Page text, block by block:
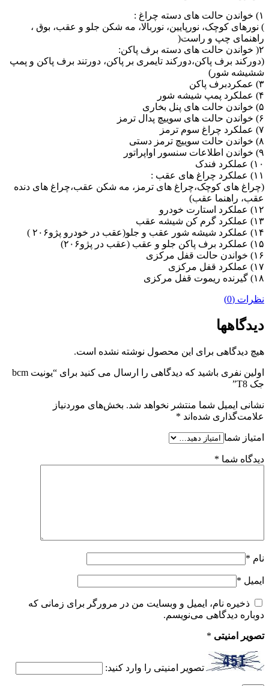
۱) خواندن حالت های دسته چراغ :
) نورهای کوچک، نورپایین، نوربالا، مه شکن جلو و عقب، بوق ،
راهنمای چپ و راست(
۲( خواندن حالت های دسته برف پاکن:
(دورکند برف پاکن،دورکند تایمری بر پاکن، دورتند برف پاکن و پمپ
ششیشه شور)
۳) عمکردبرف پاکن
۴) عملکرد پمپ شیشه شور
۵) خواندن حالت های پنل بخاری
۶) خواندن حالت های سوییچ پدال ترمز
۷) عملکرد چراغ سوم ترمز
۸) خواندن حالت سوییچ ترمز دستی
۹) خواندن اطلاعات سنسور اواپراتور
۱۰) عملکرد فندک
۱۱) عملکرد چراغ های عقب :
(چراغ های کوچک،چراغ های ترمز، مه شکن عقب،چراغ های دنده
عقب، راهنما عقب)
۱۲) عملکرد استارت خودرو
۱۳) عملکرد گرم کن شیشه عقب
۱۴) عملکرد شیشه شور عقب و جلو(عقب در خودرو پژو۲۰۶ )
۱۵) عملکرد برف پاکن جلو و عقب (عقب در پژو۲۰۶)
۱۶) خواندن حالت قفل مرکزی
۱۷) عملکرد قفل مرکزی
۱۸) گیرنده ریموت قفل مرکزی
نظرات (0)
دیدگاهها
هیچ دیدگاهی برای این محصول نوشته نشده است.
اولین نفری باشید که دیدگاهی را ارسال می کنید برای “یونیت bcm
جک T8”
نشانی ایمیل شما منتشر نخواهد شد. بخش‌های موردنیاز
علامت‌گذاری شده‌اند *
امتیاز شما
دیدگاه شما *
نام *
ایمیل *
ذخیره نام، ایمیل و وبسایت من در مرورگر برای زمانی که
دوباره دیدگاهی می‌نویسم.
تصویر امنیتی *
تصویر امنیتی را وارد کنید: